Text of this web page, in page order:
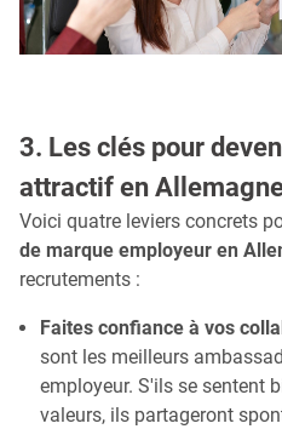
3. Les clés pour
attractif en
Voici quatre leviers concrets
de marque employeur en
recrutements :
Faites confiance à vos
sont les meilleurs
employeur. S'ils se sentent
valeurs, ils partageront